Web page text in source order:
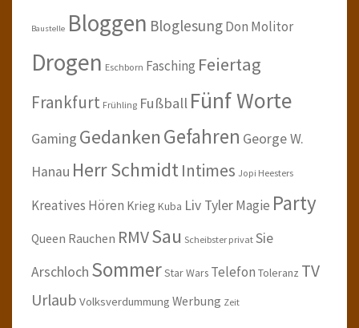
Baustelle Bloggen BloglesungDon Molitor
Drogen Eschborn Fasching Feiertag
Frankfurt Frühling Fußball Fünf Worte
Gaming GedankenGefahren George W.
Hanau Herr SchmidtIntimes Jopi Heesters
Kreatives Hören Krieg Kuba Liv TylerMagie Party
Queen Rauchen RMVSau Scheibster privat Sie
Arschloch SommerStar Wars Telefon Toleranz TV
Urlaub Volksverdummung Werbung Zeit